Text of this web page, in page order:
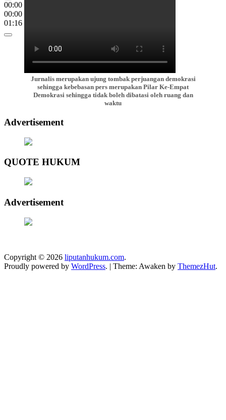
00:00
00:00
01:16
Jurnalis merupakan ujung tombak perjuangan demokrasi
sehingga kebebasan pers merupakan Pilar Ke-Empat
Demokrasi sehingga tidak boleh dibatasi oleh ruang dan
waktu
Advertisement
QUOTE HUKUM
Advertisement
Copyright © 2026 liputanhukum.com.
Proudly powered by WordPress. | Theme: Awaken by ThemezHut.